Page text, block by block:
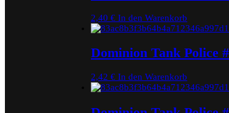
2,40 € In den Warenkorb
Dominion Tank Police
2,42 € In den Warenkorb